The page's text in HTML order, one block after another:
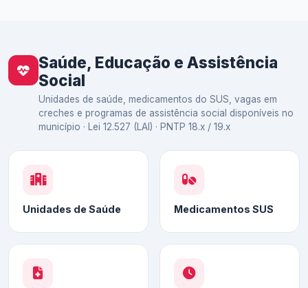
Saúde, Educação e Assistência
Social
Unidades de saúde, medicamentos do SUS, vagas em
creches e programas de assistência social disponíveis no
município · Lei 12.527 (LAI) · PNTP 18.x / 19.x
Unidades de Saúde Medicamentos SUS